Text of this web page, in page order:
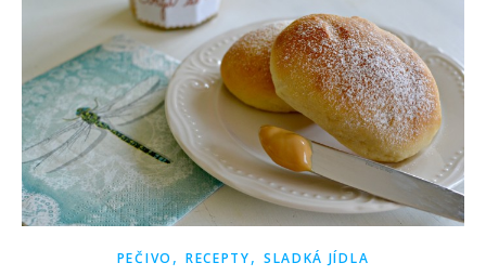
PEČIVO , RECEPTY, SLADKÁ JÍDLA